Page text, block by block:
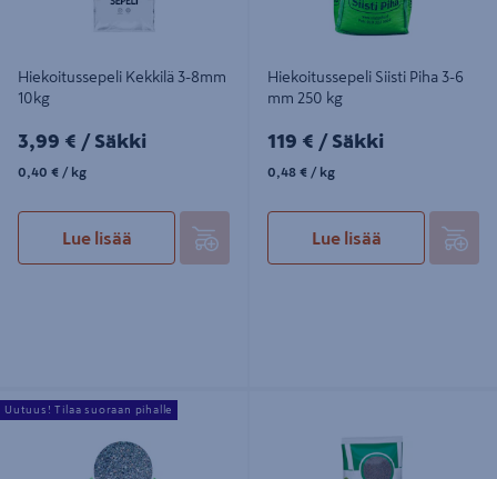
Hiekoitussepeli Kekkilä 3-8mm
10kg
3,99€/Säkki
3,99 € / Säkki
0,40€/kg
0,40 € / kg
Lue lisää
Hiekoitussepeli Siisti Piha 3-6
mm 250 kg
119€/Säkki
119 € / Säkki
0,48€/kg
0,48 € / kg
Lue lisää
Hiekoitussepeli Siisti Piha 3-6 mm
500 kg
Uutuus! Tilaa suoraan pihalle